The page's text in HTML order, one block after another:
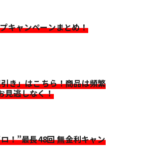
キャンペーンまとめ！
き」はこちら！商品は頻繁
見逃しなく！
！”最長48回 無金利キャン